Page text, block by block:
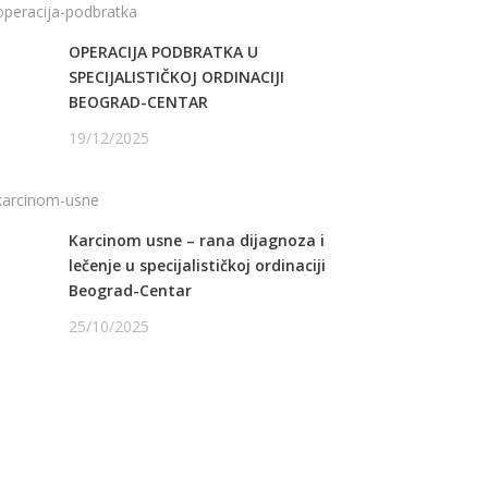
OPERACIJA PODBRATKA U
SPECIJALISTIČKOJ ORDINACIJI
BEOGRAD-CENTAR
19/12/2025
Karcinom usne – rana dijagnoza i
lečenje u specijalističkoj ordinaciji
Beograd-Centar
25/10/2025